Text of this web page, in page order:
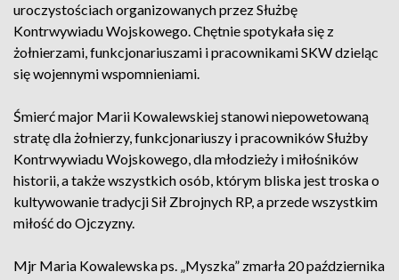
uroczystościach organizowanych przez Służbę
Kontrwywiadu Wojskowego. Chętnie spotykała się z
żołnierzami, funkcjonariuszami i pracownikami SKW dzieląc
się wojennymi wspomnieniami.
Śmierć major Marii Kowalewskiej stanowi niepowetowaną
stratę dla żołnierzy, funkcjonariuszy i pracowników Służby
Kontrwywiadu Wojskowego, dla młodzieży i miłośników
historii, a także wszystkich osób, którym bliska jest troska o
kultywowanie tradycji Sił Zbrojnych RP, a przede wszystkim
miłość do Ojczyzny.
Mjr Maria Kowalewska ps. „Myszka” zmarła 20 października